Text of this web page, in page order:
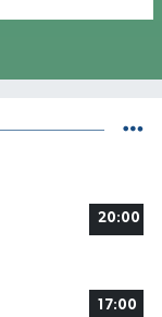
20:00
17:00